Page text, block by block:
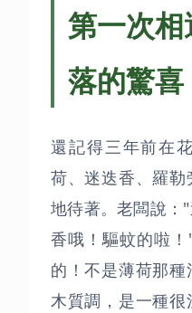
第一次
落的驚喜
還記得三年前在
荷、迷迭香、羅
地待著。老闆說：
香哦！驅蚊的啦
的！不是薄荷那
木質調，是一種很